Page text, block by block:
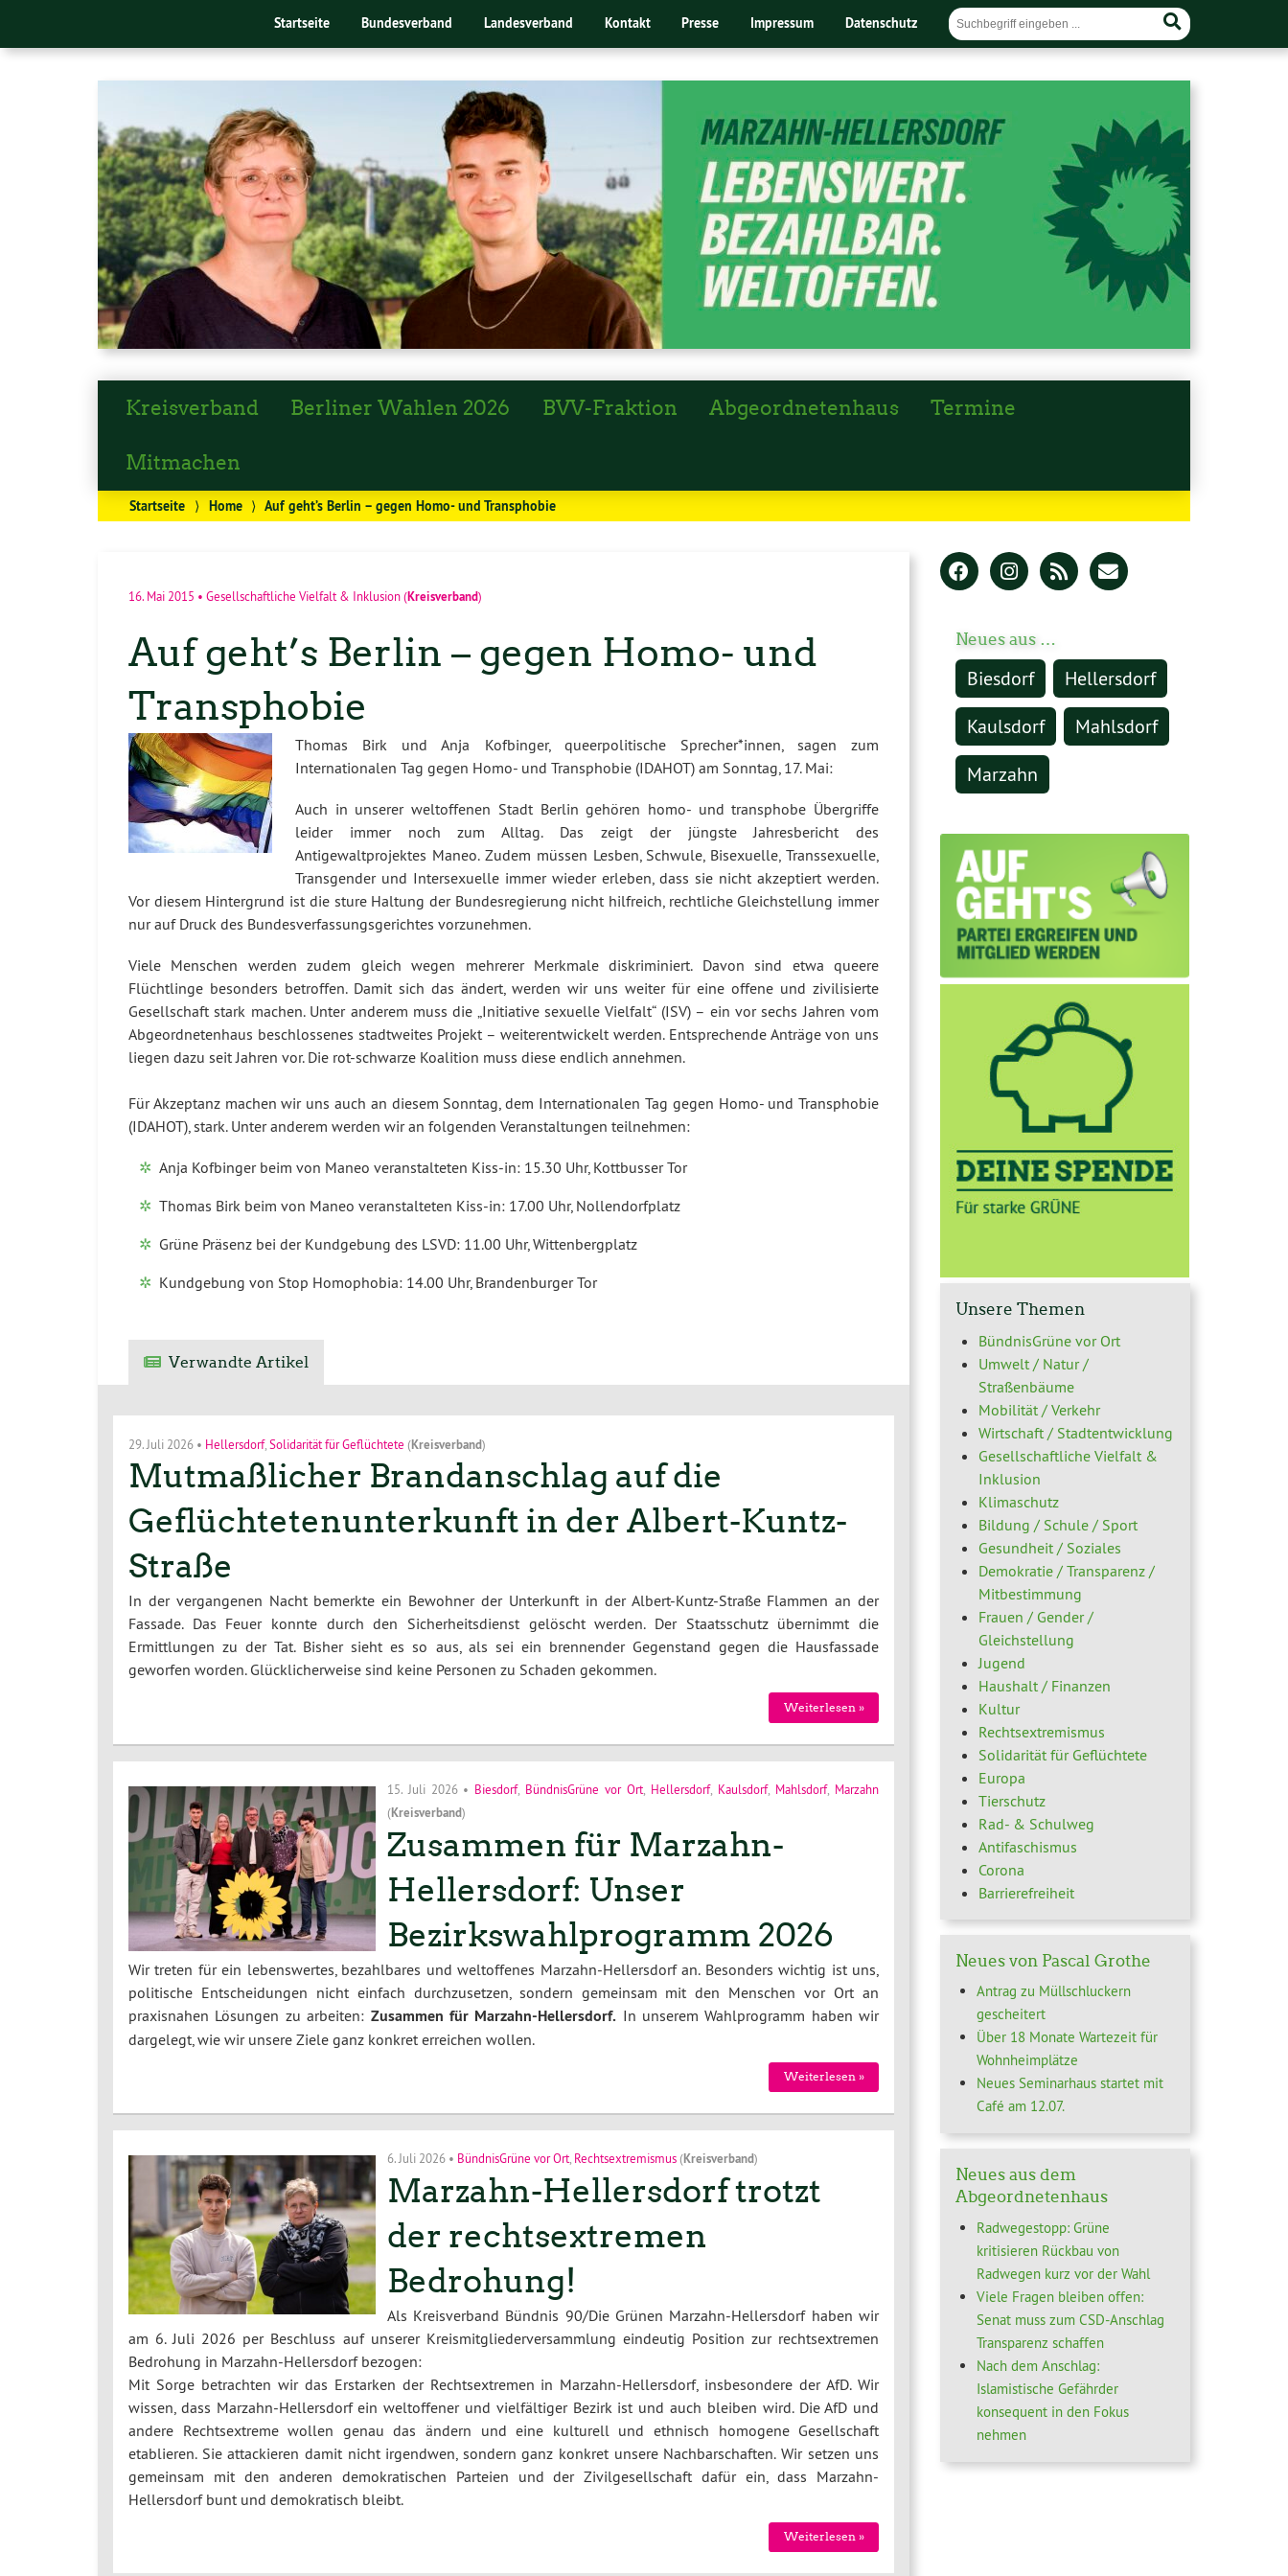
Startseite Bundesverband Landesverband Kontakt Presse Impressum Datenschutz
Kreisverband Berliner Wahlen 2026 BVV-Fraktion Abgeordnetenhaus Termine
Mitmachen
Startseite ⟩ Home ⟩ Auf geht’s Berlin – gegen Homo- und Transphobie
16. Mai 2015 • Gesellschaftliche Vielfalt & Inklusion(Kreisverband)
Auf geht’s Berlin – gegen Homo- und
Transphobie
Thomas Birk und Anja Kofbinger, queerpolitische Sprecher*innen, sagen zum
Internationalen Tag gegen Homo- und Transphobie (IDAHOT) am Sonntag, 17. Mai:
Auch in unserer weltoffenen Stadt Berlin gehören homo- und transphobe Übergriffe
leider immer noch zum Alltag. Das zeigt der jüngste Jahresbericht des
Antigewaltprojektes Maneo. Zudem müssen Lesben, Schwule, Bisexuelle, Transsexuelle,
Transgender und Intersexuelle immer wieder erleben, dass sie nicht akzeptiert werden.
Vor diesem Hintergrund ist die sture Haltung der Bundesregierung nicht hilfreich, rechtliche Gleichstellung immer
nur auf Druck des Bundesverfassungsgerichtes vorzunehmen.
Viele Menschen werden zudem gleich wegen mehrerer Merkmale diskriminiert. Davon sind etwa queere
Flüchtlinge besonders betroffen. Damit sich das ändert, werden wir uns weiter für eine offene und zivilisierte
Gesellschaft stark machen. Unter anderem muss die „Initiative sexuelle Vielfalt“ (ISV) – ein vor sechs Jahren vom
Abgeordnetenhaus beschlossenes stadtweites Projekt – weiterentwickelt werden. Entsprechende Anträge von uns
liegen dazu seit Jahren vor. Die rot-schwarze Koalition muss diese endlich annehmen.
Für Akzeptanz machen wir uns auch an diesem Sonntag, dem Internationalen Tag gegen Homo- und Transphobie
(IDAHOT), stark. Unter anderem werden wir an folgenden Veranstaltungen teilnehmen:
Anja Kofbinger beim von Maneo veranstalteten Kiss-in: 15.30 Uhr, Kottbusser Tor
Thomas Birk beim von Maneo veranstalteten Kiss-in: 17.00 Uhr, Nollendorfplatz
Grüne Präsenz bei der Kundgebung des LSVD: 11.00 Uhr, Wittenbergplatz
Kundgebung von Stop Homophobia: 14.00 Uhr, Brandenburger Tor
Verwandte Artikel
29. Juli 2026 • Hellersdorf, Solidarität für Geflüchtete (Kreisverband)
Mutmaßlicher Brandanschlag auf die
Geflüchtetenunterkunft in der Albert-Kuntz-
Straße
In der vergangenen Nacht bemerkte ein Bewohner der Unterkunft in der Albert-Kuntz-Straße Flammen an der
Fassade. Das Feuer konnte durch den Sicherheitsdienst gelöscht werden. Der Staatsschutz übernimmt die
Ermittlungen zu der Tat. Bisher sieht es so aus, als sei ein brennender Gegenstand gegen die Hausfassade
geworfen worden. Glücklicherweise sind keine Personen zu Schaden gekommen.
Weiterlesen »
15. Juli 2026• Biesdorf, BündnisGrüne vor Ort Hellersdorf, Kaulsdorf, Mahlsdorf, Marzahn
(Kreisverband)
Zusammen für Marzahn-
Hellersdorf: Unser
Bezirkswahlprogramm 2026
Wir treten für ein lebenswertes, bezahlbares und weltoffenes Marzahn-Hellersdorf an. Besonders wichtig ist uns,
politische Entscheidungen nicht einfach durchzusetzen, sondern gemeinsam mit den Menschen vor Ort an
praxisnahen Lösungen zu arbeiten: Zusammen für Marzahn-Hellersdorf. In unserem Wahlprogramm haben wir
dargelegt, wie wir unsere Ziele ganz konkret erreichen wollen.
Weiterlesen »
6. Juli 2026• BündnisGrüne vor Ort, Rechtsextremismus(Kreisverband)
Marzahn-Hellersdorf trotzt
der rechtsextremen
Bedrohung!
Als Kreisverband Bündnis 90/Die Grünen Marzahn-Hellersdorf haben wir
am 6. Juli 2026 per Beschluss auf unserer Kreismitgliederversammlung eindeutig Position zur rechtsextremen
Bedrohung in Marzahn-Hellersdorf bezogen:
Mit Sorge betrachten wir das Erstarken der Rechtsextremen in Marzahn-Hellersdorf, insbesondere der AfD. Wir
wissen, dass Marzahn-Hellersdorf ein weltoffener und vielfältiger Bezirk ist und auch bleiben wird. Die AfD und
andere Rechtsextreme wollen genau das ändern und eine kulturell und ethnisch homogene Gesellschaft
etablieren. Sie attackieren damit nicht irgendwen, sondern ganz konkret unsere Nachbarschaften. Wir setzen uns
gemeinsam mit den anderen demokratischen Parteien und der Zivilgesellschaft dafür ein, dass Marzahn-
Hellersdorf bunt und demokratisch bleibt.
Weiterlesen »
Neues aus …
Biesdorf
Hellersdorf
Kaulsdorf
Mahlsdorf
Marzahn
Unsere Themen
BündnisGrüne vor Ort
Umwelt / Natur /
Straßenbäume
Mobilität / Verkehr
Wirtschaft / Stadtentwicklung
Gesellschaftliche Vielfalt &
Inklusion
Klimaschutz
Bildung / Schule / Sport
Gesundheit / Soziales
Demokratie / Transparenz /
Mitbestimmung
Frauen / Gender /
Gleichstellung
Jugend
Haushalt / Finanzen
Kultur
Rechtsextremismus
Solidarität für Geflüchtete
Europa
Tierschutz
Rad- & Schulweg
Antifaschismus
Corona
Barrierefreiheit
Neues von Pascal Grothe
Antrag zu Müllschluckern
gescheitert
Über 18 Monate Wartezeit für
Wohnheimplätze
Neues Seminarhaus startet mit
Café am 12.07.
Neues aus dem
Abgeordnetenhaus
Radwegestopp: Grüne
kritisieren Rückbau von
Radwegen kurz vor der Wahl
Viele Fragen bleiben offen:
Senat muss zum CSD-Anschlag
Transparenz schaffen
Nach dem Anschlag:
Islamistische Gefährder
konsequent in den Fokus
nehmen